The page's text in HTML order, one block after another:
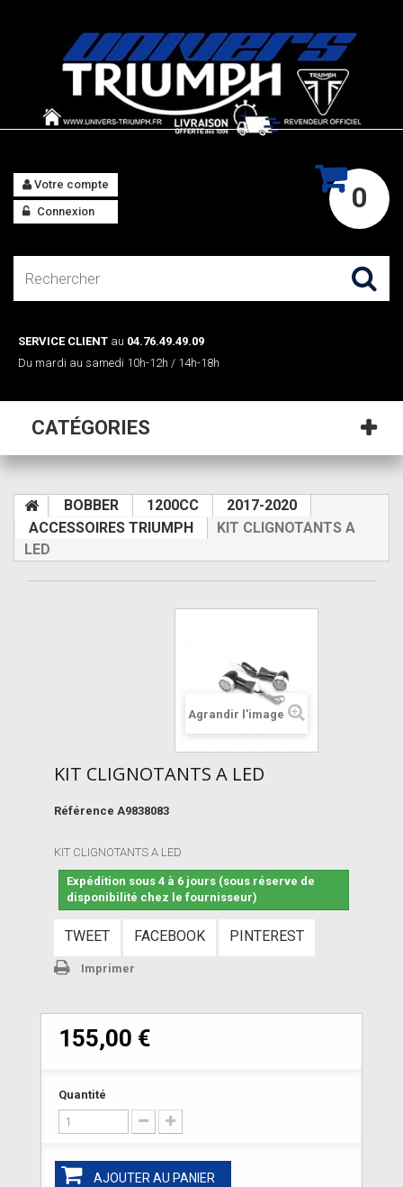
0
Votre compte
Connexion
SERVICE CLIENT au 04.76.49.49.09
Du mardi au samedi 10h-12h / 14h-18h
CATÉGORIES
BOBBER 1200CC
2017-2020
ACCESSOIRES TRIUMPH
KIT CLIGNOTANTS A
LED
Agrandir l'image
KIT CLIGNOTANTS A LED
Référence A9838083
KIT CLIGNOTANTS A LED
Expédition sous 4 à 6 jours (sous réserve de
disponibilité chez le fournisseur)
TWEET FACEBOOK PINTEREST
Imprimer
155,00 €
Quantité
AJOUTER AU PANIER